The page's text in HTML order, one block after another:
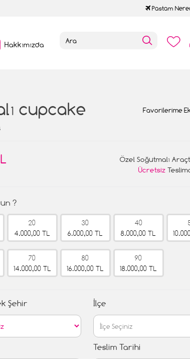
Pastam
Hakkımızda
cupcake Favorilerime
Özel Soğutmalı
Ücretsiz
?
20
4.000,00 TL
30
6.000,00 TL
40
8.000,00 TL
70
14.000,00 TL
80
16.000,00 TL
90
18.000,00 TL
Şehir İlçe
Teslim Tarihi